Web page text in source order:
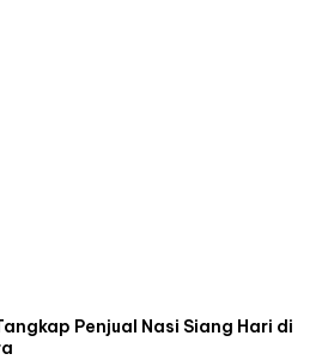
Penjual Nasi Siang Hari di